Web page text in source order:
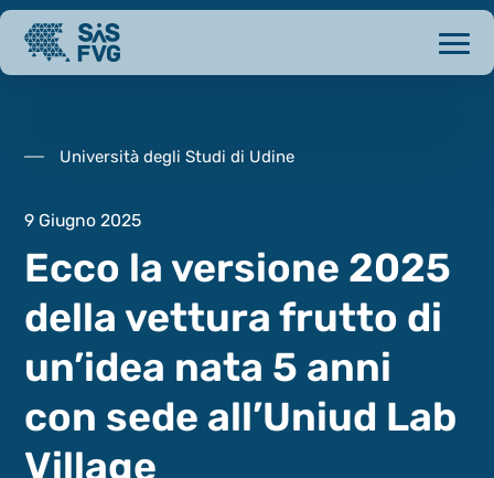
Università degli Studi di Udine
9 Giugno 2025
Ecco la versione 2025
della vettura frutto di
un’idea nata 5 anni
con sede all’Uniud Lab
Village